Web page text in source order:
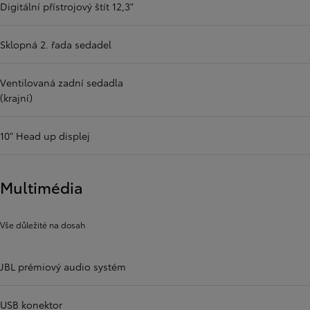
Digitální přístrojový štít 12,3"
Sklopná 2. řada sedadel
Ventilovaná zadní sedadla
(krajní)
10" Head up displej
Multimédia
Vše důležité na dosah
JBL prémiový audio systém
USB konektor